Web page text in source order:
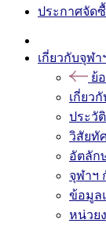
ประกาศจัด
เกี่ยวกับจุฬา
ย้
เกี่ยว
ประวั
วิสัยทั
อัตลัก
จุฬาฯ
ข้อมูล
หน่วย